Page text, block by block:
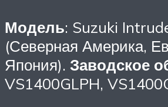
Модель: Suzuki
(Северная Америка,
Япония). Заводское
VS1400GLPH,